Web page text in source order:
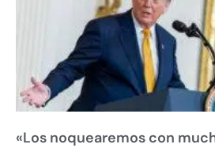
«Los noquearemos con